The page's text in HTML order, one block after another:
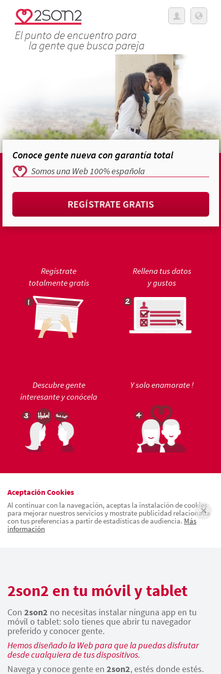
El punto de encuentro para
la gente que busca pareja
Conoce gente nueva con garantía total
Somos una Web 100% española
REGÍSTRATE GRATIS
Regístrate
totalmente gratis
Rellena tus datos
y gustos
Descubre gente
interesante y conócela
Y solo enamorate !
Aceptación Cookies
Al continuar con la navegación, aceptas la instalación de cookies
para mejorar nuestros servicios y mostrate publicidad relacionada
con tus preferencias a partir de estadísticas de audiencia. Más
información
2son2 en tu móvil y tablet
Con 2son2 no necesitas instalar ninguna app en tu
móvil o tablet: solo tienes que abrir tu navegador
preferido y conocer gente.
Hemos diseñado la Web para que la puedas disfrutar
desde cualquiera de tus dispositivos.
Navega y conoce gente en 2son2, estés donde estés.